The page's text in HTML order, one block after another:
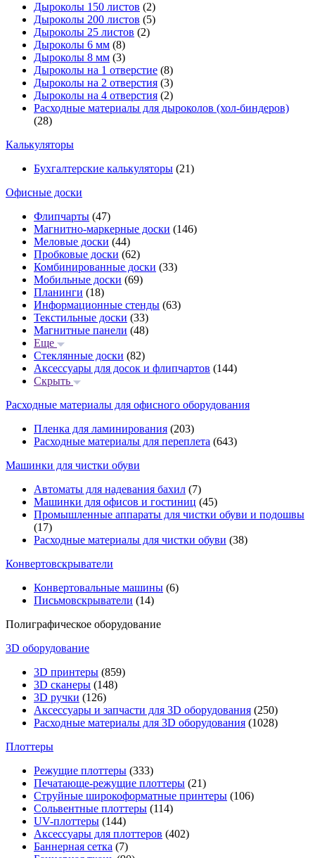
Дыроколы 150 листов (2)
Дыроколы 200 листов (5)
Дыроколы 25 листов (2)
Дыроколы 6 мм (8)
Дыроколы 8 мм (3)
Дыроколы на 1 отверстие (8)
Дыроколы на 2 отверстия (3)
Дыроколы на 4 отверстия (2)
Расходные материалы для дыроколов (хол-биндеров)
(28)
Калькуляторы
Бухгалтерские калькуляторы (21)
Офисные доски
Флипчарты (47)
Магнитно-маркерные доски (146)
Меловые доски (44)
Пробковые доски (62)
Комбинированные доски (33)
Мобильные доски (69)
Планинги (18)
Информационные стенды (63)
Текстильные доски (33)
Магнитные панели (48)
Еще
Стеклянные доски (82)
Аксессуары для досок и флипчартов (144)
Скрыть
Расходные материалы для офисного оборудования
Пленка для ламинирования (203)
Расходные материалы для переплета (643)
Машинки для чистки обуви
Автоматы для надевания бахил (7)
Машинки для офисов и гостиниц (45)
Промышленные аппараты для чистки обуви и подошвы
(17)
Расходные материалы для чистки обуви (38)
Конвертовскрыватели
Конвертовальные машины (6)
Письмовскрыватели (14)
Полиграфическое оборудование
3D оборудование
3D принтеры (859)
3D сканеры (148)
3D ручки (126)
Аксессуары и запчасти для 3D оборудования (250)
Расходные материалы для 3D оборудования (1028)
Плоттеры
Режущие плоттеры (333)
Печатающе-режущие плоттеры (21)
Струйные широкоформатные принтеры (106)
Сольвентные плоттеры (114)
UV-плоттеры (144)
Аксессуары для плоттеров (402)
Баннерная сетка (7)